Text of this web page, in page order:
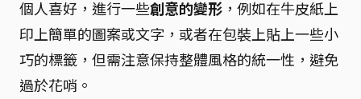
個人喜好，進行一些創意的變形 ，例如在牛皮紙上
印上簡單的圖案或文字，或者在包裝上貼上一些小
巧的標籤，但需注意保持整體風格的統一性，避免
過於花哨。